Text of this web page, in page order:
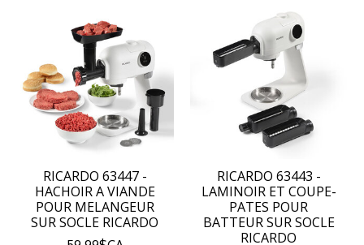
RICARDO 63447 -
HACHOIR A VIANDE
POUR MELANGEUR
SUR SOCLE RICARDO
RICARDO 63443 -
LAMINOIR ET COUPE-
PATES POUR
BATTEUR SUR SOCLE
RICARDO